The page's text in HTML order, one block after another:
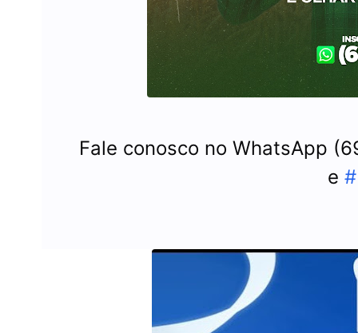
Fale conosco no WhatsApp
e